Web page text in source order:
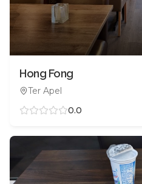
Hong Fong
Ter Apel
0.0